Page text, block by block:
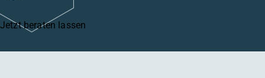
Jetzt beraten lassen